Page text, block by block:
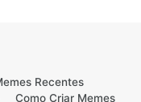
Recentes
Como Criar Memes